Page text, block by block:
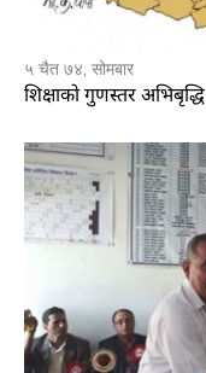
५ चैत ७४, सोमबार
शिक्षाको गुणस्तर